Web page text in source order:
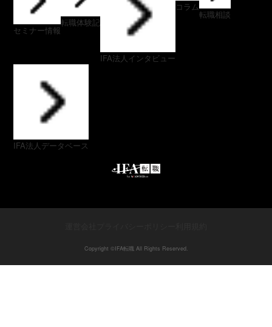
セミナー情報
転職体験記
IFA法人インタビュー
コラム
転職相談
IFA法人データベース
Copyright ©︎IFA転職 All Rights Reserved.